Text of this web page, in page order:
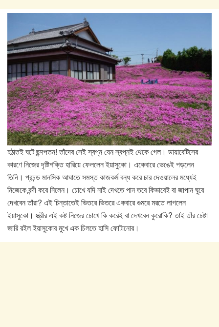
হঠাতই ঘটে ছন্দপতন! তাঁদের সেই স্বপ্ন যেন স্বপ্নই থেকে গেল। ডায়াবেটিসের
কারণে নিজের দৃষ্টিশক্তি হারিয়ে ফেললেন ইয়াসুকো। একেবারে ভেঙেই পড়লেন
তিনি। প্রচন্ড মানসিক আঘাতে সমস্ত কাজকর্ম বন্ধ করে চার দেওয়ালের মধ্যেই
নিজেকে বন্দী করে নিলেন। চোখে যদি নাই দেখতে পান তবে কিভাবেই বা জাপান ঘুরে
দেখবেন তাঁরা? এই চিন্তাতেই ভিতরে ভিতরে একবারে গুমরে মরতে লাগলেন
ইয়াসুকো। স্ত্রীর এই কষ্ট নিজের চোখে কি করেই বা দেখবেন কুরোকি? তাই তাঁর চেষ্টা
জারি রইল ইয়াসুকোর মুখে এক চিলতে হাসি ফোটানোর।